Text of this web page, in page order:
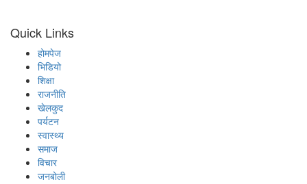
Quick Links
होमपेज
भिडियो
शिक्षा
राजनीति
खेलकुद
पर्यटन
स्वास्थ्य
समाज
विचार
जनबोली